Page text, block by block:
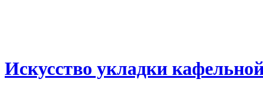
Искусство укладки